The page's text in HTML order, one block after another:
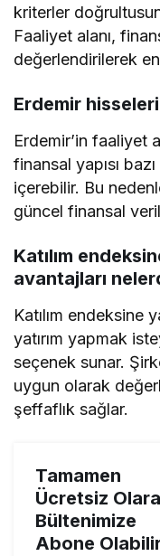
kriterler
Faaliyet alanı,
değerlendirilerek
Erdemir
Erdemir’in faaliyet
finansal yapısı
içerebilir. Bu
güncel finansal
Katılım
avantajları
Katılım endeksine
yatırım yapmak
seçenek sunar.
uygun olarak
şeffaflık sağlar.
Tamamen
Ücretsiz
Bültenimize
Abone